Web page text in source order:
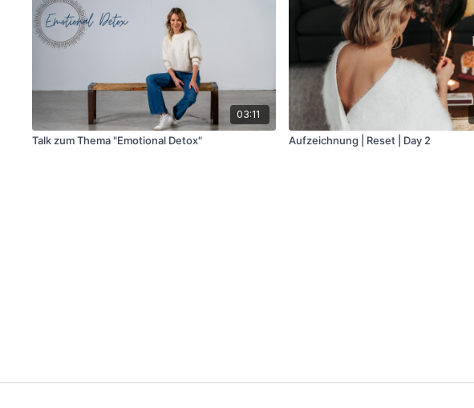
03:11
Talk zum Thema "Emotional Detox" Aufzeichnung | Reset | Day 2